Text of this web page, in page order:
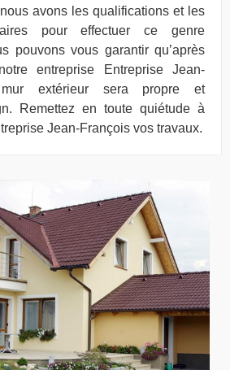
avons les qualifications et les
pour effectuer ce genre
pouvons vous garantir qu’après
entreprise Entreprise Jean-
extérieur sera propre et
Remettez en toute quiétude à
Jean-François vos travaux.